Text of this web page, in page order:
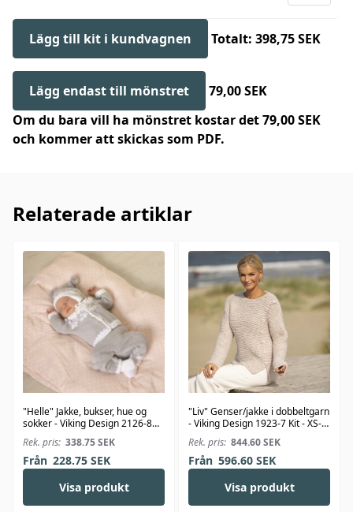
Lägg till kit i kundvagnen Totalt: 398,75 SEK
Lägg endast till mönstret
79,00 SEK
Om du bara vill ha mönstret kostar det 79,00 SEK
och kommer att skickas som PDF.
Relaterade artiklar
"Helle" Jakke, bukser, hue og
sokker - Viking Design 2126-8
Kit - 1-24 Mdr. - Viking Bambino
Rek. pris: 338.75SEK
Från 228.75SEK
Visa produkt
"Liv" Genser/jakke i dobbeltgarn
- Viking Design 1923-7 Kit - XS-
XXL - Viking Alpaca Bris
Rek. pris: 844.60SEK
Från 596.60SEK
Visa produkt